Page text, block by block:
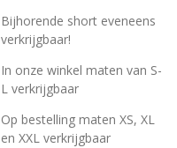
Bijhorende short eveneens
verkrijgbaar!
In onze winkel maten van S-
L verkrijgbaar
Op bestelling maten XS, XL
en XXL verkrijgbaar